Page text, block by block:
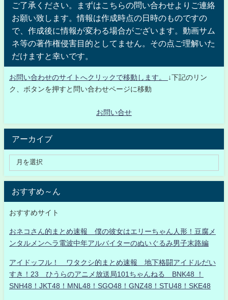
ご了承ください。まずはこちらの問い合わせよりご連絡
お願い致します。情報は作成時点の日時のものですの
で、作成後に情報が変わる場合がございます。動画サム
ネ等の著作権侵害目的としてません。その点ご理解いた
だけますと幸いです。
お問い合わせのサイトへクリックで移動します。
↓下記のリン
ク、ボタンを押すと問い合わせページに移動
お問い合せ
アーカイブ
おすすめ～ん
おすすめサイト
おネコさん的まとめ速報 僕の彼女はエリーちゃん人形！豆腐メ
ンタルメンヘラ電波中年アルバイターのぬいぐるみ男子末路編
アイドッフル！ ワタクシ的まとめ速報 地下格闘アイドルだい
すき！23 ひうらのアニメ放送局101ちゃんねる BNK48 ！
SNH48！JKT48！MNL48！SGO48！GNZ48！STU48！SKE48